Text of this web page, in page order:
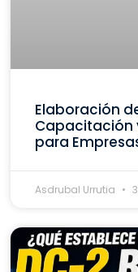
Elaboración
Capacitación
para
Asdrubal Urrutia